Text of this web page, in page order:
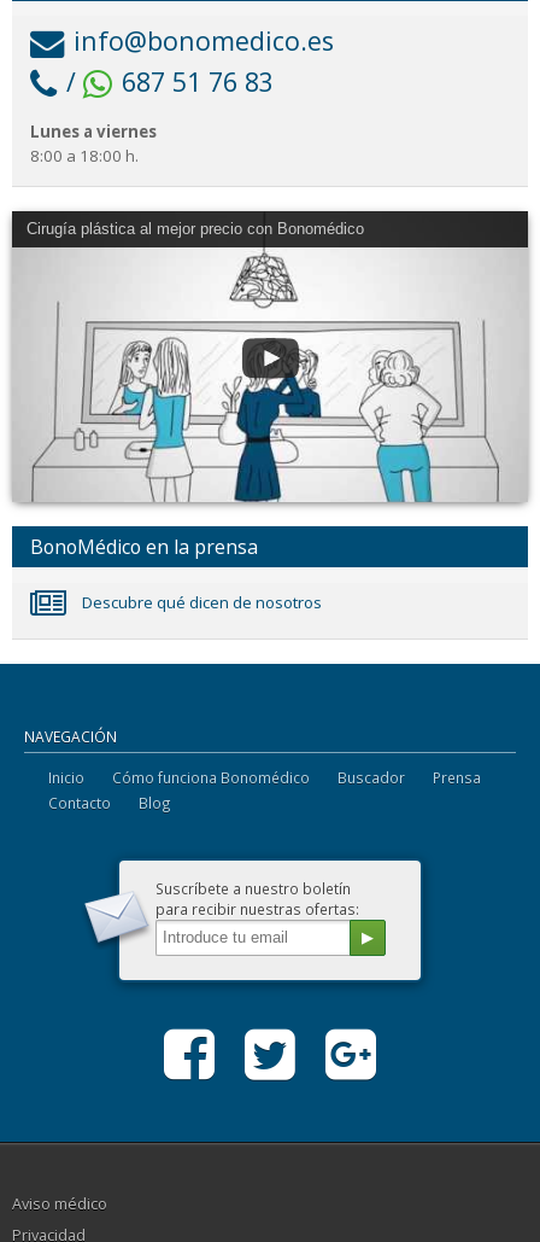
info@bonomedico.es
/
687 51 76 83
Lunes a viernes
8:00 a 18:00 h.
Cirugía plástica al mejor precio con Bonomédico
BonoMédico en la prensa
Descubre qué dicen de nosotros
NAVEGACIÓN
Inicio Cómo funciona Bonomédico Buscador
Prensa
Contacto
Blog
Suscríbete a nuestro boletín
para recibir nuestras ofertas:
Aviso médico
Privacidad